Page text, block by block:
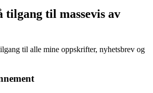
tilgang til massevis av
til alle mine oppskrifter, nyhetsbrev og